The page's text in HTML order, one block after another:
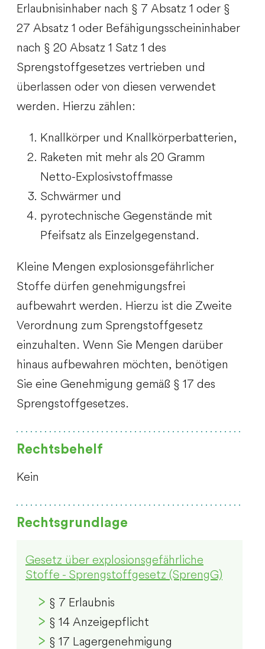
Erlaubnisinhaber nach § 7 Absatz 1 oder §
27 Absatz 1 oder Befähigungsscheininhaber
nach § 20 Absatz 1 Satz 1 des
Sprengstoffgesetzes vertrieben und
überlassen oder von diesen verwendet
werden. Hierzu zählen:
Knallkörper und Knallkörperbatterien,
Raketen mit mehr als 20 Gramm
Netto-Explosivstoffmasse
Schwärmer und
pyrotechnische Gegenstände mit
Pfeifsatz als Einzelgegenstand.
Kleine Mengen explosionsgefährlicher
Stoffe dürfen genehmigungsfrei
aufbewahrt werden. Hierzu ist die Zweite
Verordnung zum Sprengstoffgesetz
einzuhalten. Wenn Sie Mengen darüber
hinaus aufbewahren möchten, benötigen
Sie eine Genehmigung gemäß § 17 des
Sprengstoffgesetzes.
Rechtsbehelf
Kein
Rechtsgrundlage
Gesetz über explosionsgefährliche
Stoffe - Sprengstoffgesetz (SprengG)
§ 7 Erlaubnis
§ 14 Anzeigepflicht
§ 17 Lagergenehmigung